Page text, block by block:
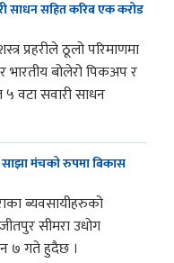
साधन सहित करिब एक करोड
प्रहरीले ठूलो परिमाणमा
भारतीय बोलेरो पिकअप र
वटा सवारी साधन
मंचको रुपमा बिकास
ब्यवसायीहरुको
सीमरा उधोग
७ गते हुदैछ ।